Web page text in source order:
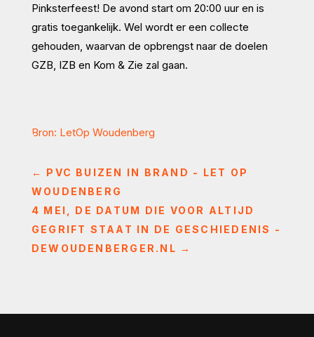
Pinksterfeest! De avond start om 20:00 uur en is
gratis toegankelijk. Wel wordt er een collecte
gehouden, waarvan de opbrengst naar de doelen
GZB, IZB en Kom & Zie zal gaan.
Bron: LetOp Woudenberg
← PVC BUIZEN IN BRAND - LET OP
WOUDENBERG
4 MEI, DE DATUM DIE VOOR ALTIJD
GEGRIFT STAAT IN DE GESCHIEDENIS -
DEWOUDENBERGER.NL →